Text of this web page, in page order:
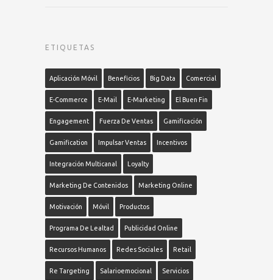
ETIQUETAS
Aplicación Móvil Beneficios Big Data Comercial
E-Commerce E-Mail E-Marketing El Buen Fin
Engagement Fuerza De Ventas Gamificación
Gamification Impulsar Ventas Incentivos
Integración Multicanal Loyalty
Marketing De Contenidos Marketing Online
Motivación Móvil Productos
Programa De Lealtad Publicidad Online
Recursos Humanos Redes Sociales Retail
Re Targeting Salarioemocional Servicios